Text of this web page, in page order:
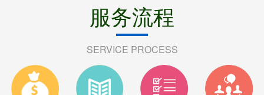
服务流程
SERVICE PROCESS